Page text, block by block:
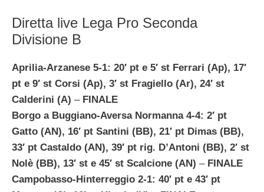
Diretta live Lega Pro Seconda
Divisione B
Aprilia-Arzanese 5-1: 20′ pt e 5′ st Ferrari (Ap), 17′
pt e 9′ st Corsi (Ap), 3′ st Fragiello (Ar), 24′ st
Calderini (A) – FINALE
Borgo a Buggiano-Aversa Normanna 4-4: 2′ pt
Gatto (AN), 16′ pt Santini (BB), 21′ pt Dimas (BB),
33′ pt Castaldo (AN), 39′ pt rig. D’Antoni (BB), 2′ st
Nolè (BB), 13′ st e 45′ st Scalcione (AN) – FINALE
Campobasso-Hinterreggio 2-1: 40′ pt e 43′ pt